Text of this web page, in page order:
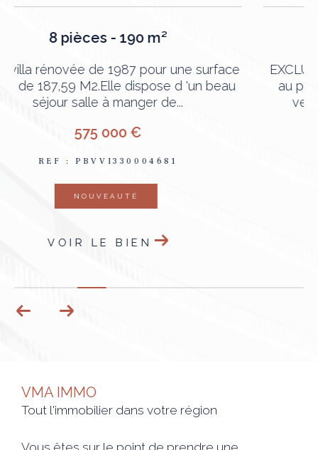
2 pièces - 49 m²
EXCLUSIVITÉ – Lyon 7 / Jean Macé – Face
au parc Blandan Dans un environnement
verdoyant et calme, découvrez ce...
185 000 €
REF : PBVAP330004939
COUP DE COEUR
VOIR LE BIEN
VMA IMMO
Tout l'immobilier dans votre région
Vous êtes sur le point de prendre une